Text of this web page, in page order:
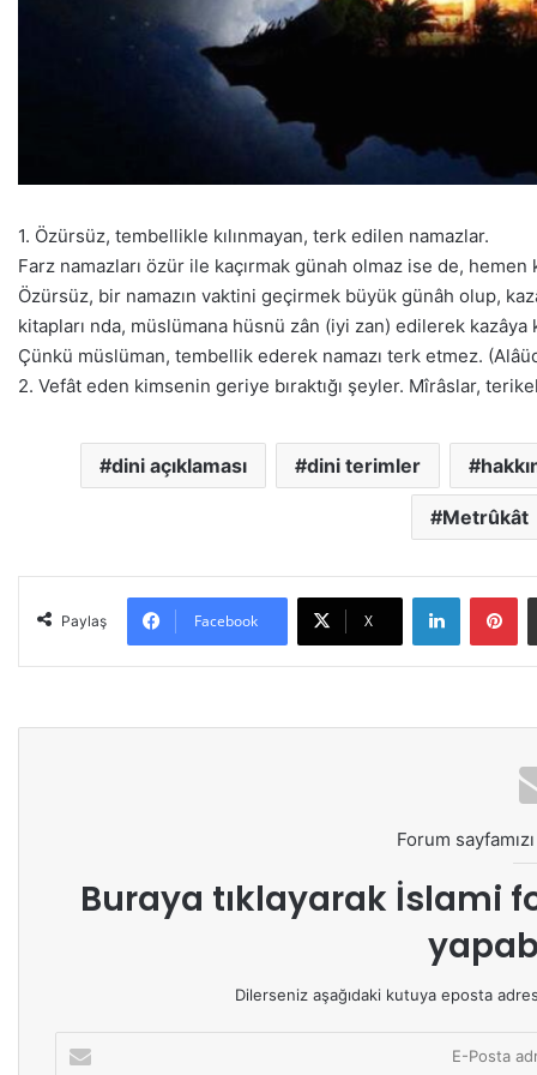
1. Özürsüz, tembellikle kılınmayan, terk edilen namazlar.
Farz namazları özür ile kaçırmak günah olmaz ise de, hemen
Özürsüz, bir namazın vaktini geçirmek büyük günâh olup,
kitapları nda, müslümana hüsnü zân (iyi zan) edilerek
Çünkü müslüman, tembellik ederek namazı terk etmez.
2. Vefât eden kimsenin geriye bıraktığı şeyler. Mîrâslar,
dini açıklaması dini terimler
Metrûkât
Paylaş Facebook X
Forum
Buraya tıklayarak İslami
Dilerseniz aşağıdaki kutuya eposta